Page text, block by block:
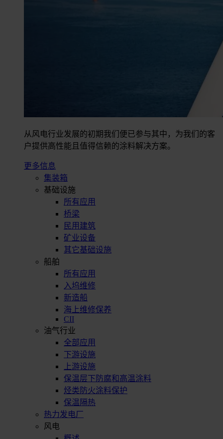
从风电行业发展的初期我们便已参与其中，为我们的客
户提供高性能且值得信赖的涂料解决方案。
更多信息
集装箱
基础设施
所有应用
桥梁
民用建筑
矿业设备
其它基础设施
船舶
所有应用
入坞维修
新造船
海上维修保养
CII
油气行业
全部应用
下游设施
上游设施
保温层下防腐和高温涂料
烃类防火涂料保护
保温隔热
热力发电厂
风电